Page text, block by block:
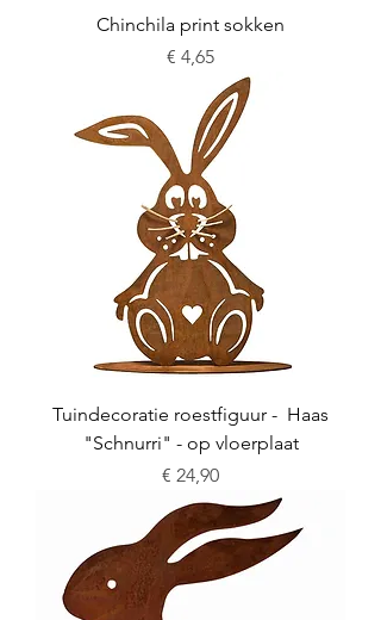
Chinchila print sokken
Prijs
€ 4,65
Tuindecoratie roestfiguur - Haas
"Schnurri" - op vloerplaat
Prijs
€ 24,90